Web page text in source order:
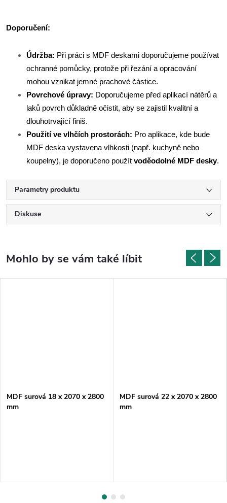
Doporučení:
Údržba: Při práci s MDF deskami doporučujeme používat
ochranné pomůcky, protože při řezání a opracování
mohou vznikat jemné prachové částice.
Povrchové úpravy: Doporučujeme před aplikací nátěrů a
laků povrch důkladně očistit, aby se zajistil kvalitní a
dlouhotrvající finiš.
Použití ve vlhčích prostorách: Pro aplikace, kde bude
MDF deska vystavena vlhkosti (např. kuchyně nebo
koupelny), je doporučeno použít voděodolné MDF desky.
Parametry produktu
Diskuse
MDF surová 18 x 2070 x 2800
mm
MDF surová 22 x 2070 x 2800
mm